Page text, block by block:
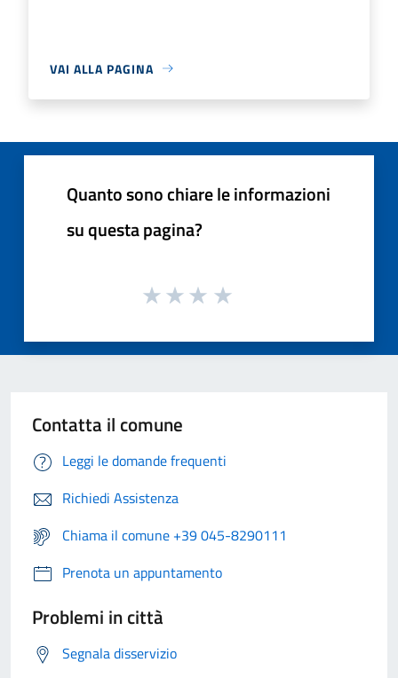
VAI ALLA PAGINA
Quanto sono chiare le informazioni
su questa pagina?
Contatta il comune
Leggi le domande frequenti
Richiedi Assistenza
Chiama il comune +39 045-8290111
Prenota un appuntamento
Problemi in città
Segnala disservizio